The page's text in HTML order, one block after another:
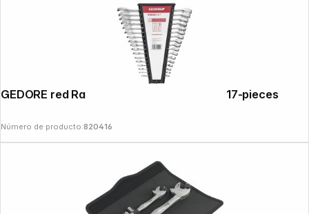
GEDORE red Ratchet Spanner Set metric 17-pieces
Número de producto:820416